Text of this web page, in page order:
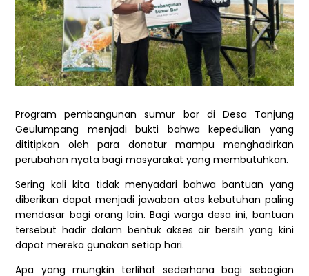
Program pembangunan sumur bor di Desa Tanjung
Geulumpang menjadi bukti bahwa kepedulian yang
dititipkan oleh para donatur mampu menghadirkan
perubahan nyata bagi masyarakat yang membutuhkan.
Sering kali kita tidak menyadari bahwa bantuan yang
diberikan dapat menjadi jawaban atas kebutuhan paling
mendasar bagi orang lain. Bagi warga desa ini, bantuan
tersebut hadir dalam bentuk akses air bersih yang kini
dapat mereka gunakan setiap hari.
Apa yang mungkin terlihat sederhana bagi sebagian